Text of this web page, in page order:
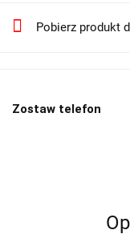
Pobierz produkt
Zostaw telefon